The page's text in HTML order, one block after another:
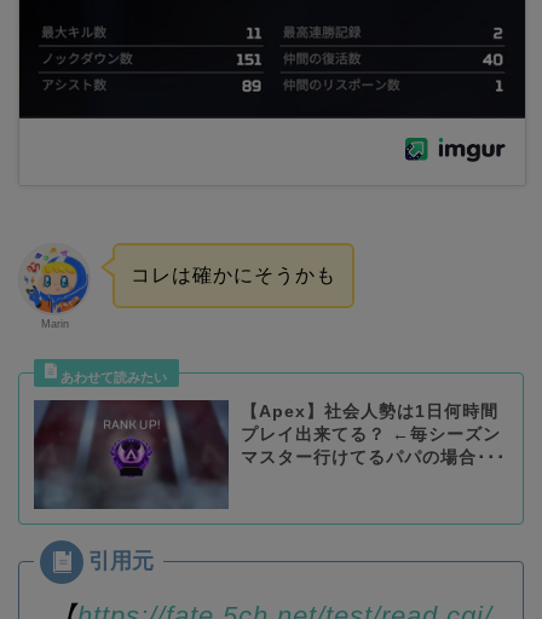
Marin
コレは確かにそうかも
【Apex】社会人勢は1日何時間
プレイ出来てる？ ←毎シーズン
マスター行けてるパパの場合･･･